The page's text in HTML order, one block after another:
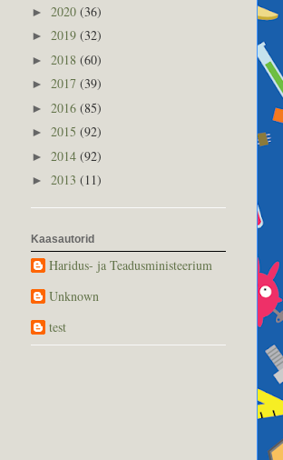
► 2020 (36)
► 2019 (32)
► 2018 (60)
► 2017 (39)
► 2016 (85)
► 2015 (92)
► 2014 (92)
► 2013 (11)
Kaasautorid
Haridus- ja Teadusministeerium
Unknown
test